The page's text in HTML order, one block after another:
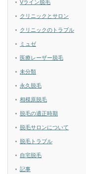
Vライン脱毛
クリニックとサロン
クリニックのトラブル
ミュゼ
医療レーザー脱毛
未分類
永久脱毛
相模原脱毛
脱毛の適正時期
脱毛サロンについて
脱毛トラブル
自宅脱毛
記事